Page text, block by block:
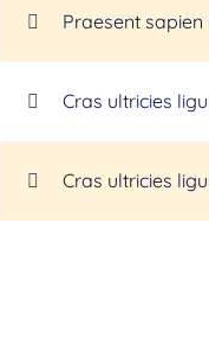
Praesent
Cras ultricies
Cras ultricies